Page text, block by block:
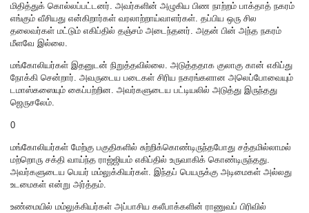
மிதித்துக் கொல்லப்பட்டனர். அவர்களின் அழுகிய பிண நாற்றம் பாக்தாத் நகரம்
எங்கும் வீசியது என்கிறார்கள் வரலாற்றாய்வாளர்கள். தப்பிய ஒரு சில
தலைவர்கள் மட்டும் எகிப்தில் தஞ்சம் அடைந்தனர். அதன் பின் அந்த நகரம்
மீளவே இல்லை.
மங்கோலியர்கள் இதனுடன் நிறுத்தவில்லை. அடுத்ததாக குலாகு கான் எகிப்து
நோக்கி சென்றார். அவருடைய படைகள் சிரிய நகரங்களான அலெப்போவையும்
டமாஸ்கஸையும் கைப்பற்றின. அவர்களுடைய பட்டியலில் அடுத்து இருந்தது
ஜெருசலேம்.
0
மங்கோலியர்கள் மேற்கு பகுதிகளில் சுற்றிக்கொண்டிருந்தபோது சத்தமில்லாமல்
மற்றொரு சக்தி வாய்ந்த ராஜ்ஜியம் எகிப்தில் உருவாகிக் கொண்டிருந்தது.
அவர்களுடைய பெயர் மம்லுக்கியர்கள். இந்தப் பெயருக்கு அடிமைகள் அல்லது
உடமைகள் என்று அர்த்தம்.
உண்மையில் மம்லுக்கியர்கள் அப்பாசிய கலீபாக்களின் ராணுவப் பிரிவில்